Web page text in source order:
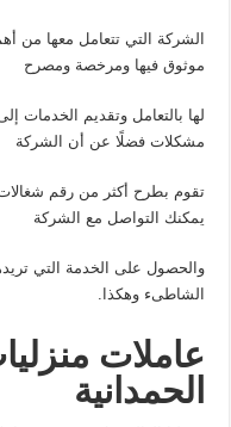
الشركة التي تتعامل معها من
موثوق فيها ومرخصة ومصرح
لها بالتعامل وتقديم الخدمات
مشكلات فضلًا عن أن الشركة
تقوم بطرح أكثر من رقم
يمكنك التواصل مع الشركة
والحصول على الخدمة التي
الشاطىء وهكذا.
عاملات
الحمدانية